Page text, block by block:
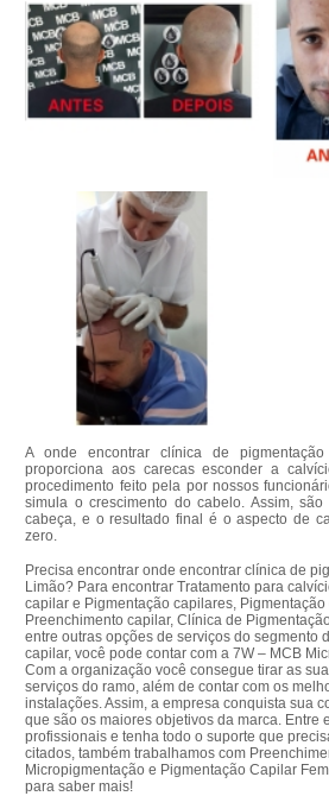
A onde encontrar clínica de
proporciona aos carecas esconder a
procedimento feito pela por nossos
simula o crescimento do cabelo. Assim,
cabeça, e o resultado final é o aspecto de
zero.
Precisa encontrar onde encontrar clínica de
Limão? Para encontrar Tratamento para
capilar e Pigmentação capilares, Pigmentação
Preenchimento capilar, Clínica de
entre outras opções de serviços do segmento
capilar, você pode contar com a 7W – MCB
Com a organização você consegue tirar as
serviços do ramo, além de contar com os
instalações. Assim, a empresa conquista sua
que são os maiores objetivos da marca. Entre
profissionais e tenha todo o suporte que
citados, também trabalhamos com
Micropigmentação e Pigmentação Capilar
para saber mais!